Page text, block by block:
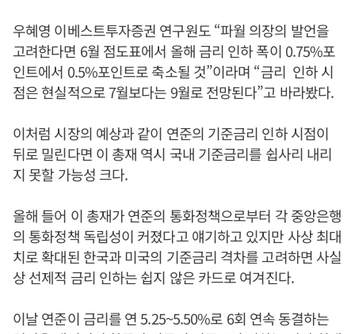
우혜영 이베스트투자증권 연구원도 “파월 의장의 발언을
고려한다면 6월 점도표에서 올해 금리 인하 폭이 0.75%포
인트에서 0.5%포인트로 축소될 것”이라며 “금리 인하 시
점은 현실적으로 7월보다는 9월로 전망된다”고 바라봤다.
이처럼 시장의 예상과 같이 연준의 기준금리 인하 시점이
뒤로 밀린다면 이 총재 역시 국내 기준금리를 쉽사리 내리
지 못할 가능성 크다.
올해 들어 이 총재가 연준의 통화정책으로부터 각 중앙은행
의 통화정책 독립성이 커졌다고 얘기하고 있지만 사상 최대
치로 확대된 한국과 미국의 기준금리 격차를 고려하면 사실
상 선제적 금리 인하는 쉽지 않은 카드로 여겨진다.
이날 연준이 금리를 연 5.25~5.50%로 6회 연속 동결하는